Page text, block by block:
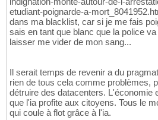
etudiant-poignarde-a-
dans ma blacklist, car si je me fais
sais en tant que blanc que la police
laisser me vider de mon sang...
Il serait temps de revenir a du
rien de tous cela comme problèmes,
détruire des datacenters. L'économie
que l'ia profite aux citoyens. Tous le
qui coule à flot grâce à l'ia.